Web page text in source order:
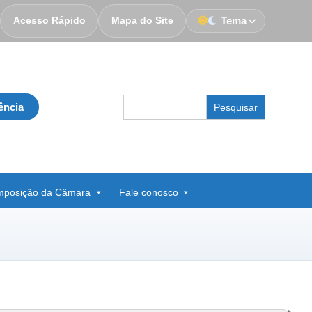
Acesso Rápido Mapa do Site Tema
for:
da Câmara Fale conosco